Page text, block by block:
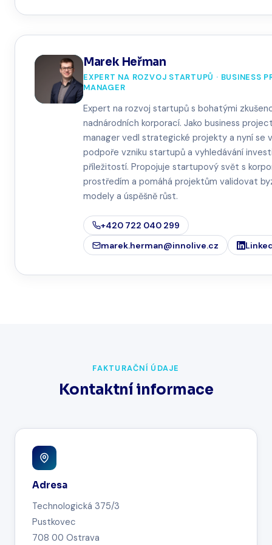
Marek Heřman
EXPERT NA ROZVOJ STARTUPŮ · BUSINESS
MANAGER
Expert na rozvoj startupů s bohatými
nadnárodních korporací. Jako business
manager vedl strategické projekty a nyní se
podpoře vzniku startupů a vyhledávání
příležitostí. Propojuje startupový svět s
prostředím a pomáhá projektům validovat
modely a úspěšně růst.
+420 722 040 299
marek.herman@innolive.cz
FAKTURAČNÍ ÚDAJE
Kontaktní informace
Adresa
Technologická 375/3
Pustkovec
708 00 Ostrava